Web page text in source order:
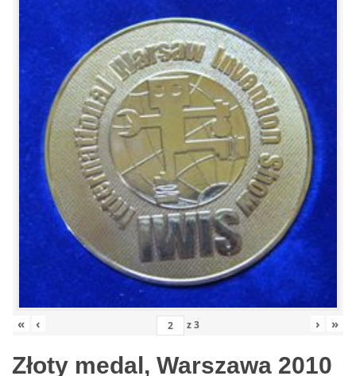
« ‹ z3 › »
Złoty medal, Warszawa 2010